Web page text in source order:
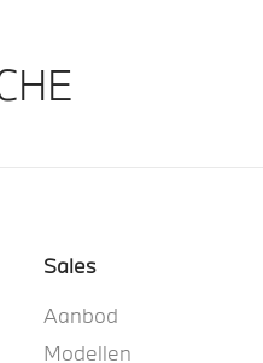
Sales
Aanbod
Modellen